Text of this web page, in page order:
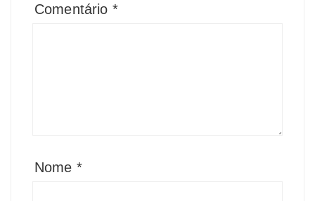
Comentário *
Nome *